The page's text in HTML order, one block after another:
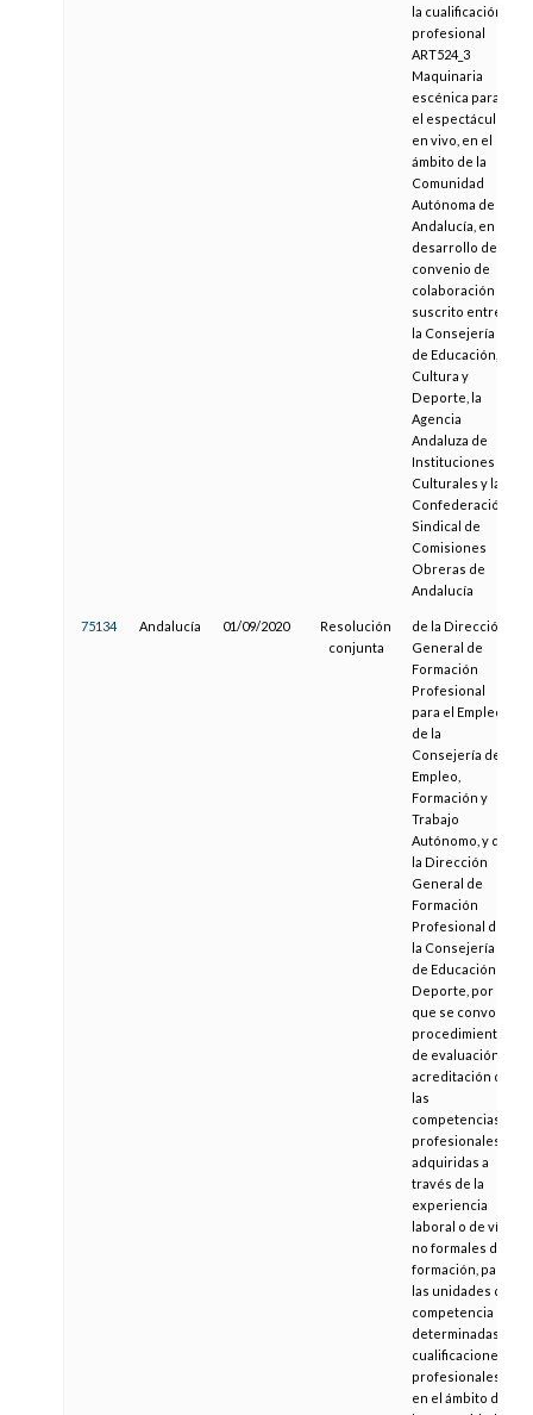
la cualificación
profesional
ART524_3
Maquinaria
escénica para
el espectáculo
en vivo, en el
ámbito de la
Comunidad
Autónoma de
Andalucía, en
desarrollo del
convenio de
colaboración
suscrito entre
la Consejería
de Educación,
Cultura y
Deporte, la
Agencia
Andaluza de
Instituciones
Culturales y la
Confederación
Sindical de
Comisiones
Obreras de
Andalucía
75134 Andalucía 01/09/2020
Resolución
conjunta
de la Dirección
General de
Formación
Profesional
para el Empleo
de la
Consejería de
Empleo,
Formación y
Trabajo
Autónomo, y de
la Dirección
General de
Formación
Profesional de
la Consejería
de Educación y
Deporte, por la
que se convoca
procedimiento
de evaluación y
acreditación de
las
competencias
profesionales
adquiridas a
través de la
experiencia
laboral o de vías
no formales de
formación, para
las unidades de
competencia de
determinadas
cualificaciones
profesionales,
en el ámbito de